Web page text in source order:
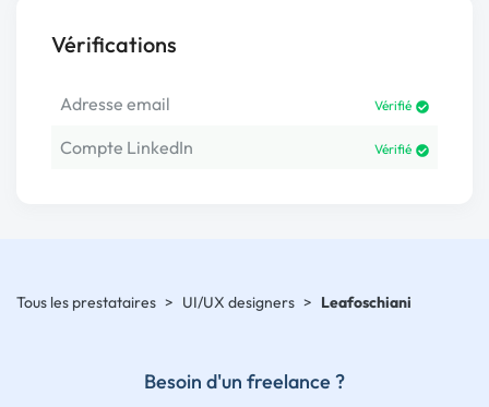
Vérifications
Adresse email Vérifié
Compte LinkedIn Vérifié
Tous les prestataires > UI/UX designers > Leafoschiani
Besoin d'un freelance ?